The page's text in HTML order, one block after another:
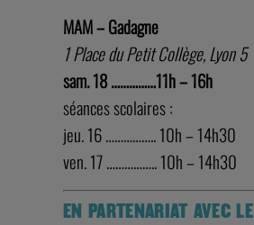
MAM – Gadagne
1 Place du Petit Collège, Lyon 5
sam. 18 ……………11h – 16h
séances scolaires :
jeu. 16 …………….. 10h – 14h30
ven. 17 …………….. 10h – 14h30
EN PARTENARIAT AVEC